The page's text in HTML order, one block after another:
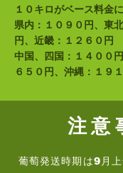
１０キロがベース料金
県内：１０９０円、東
円、近畿：１２６０円
中国、四国：１４００
６５０円、沖縄：１９
注意
葡萄発送時期は9月